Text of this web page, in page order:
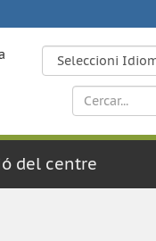
del centre